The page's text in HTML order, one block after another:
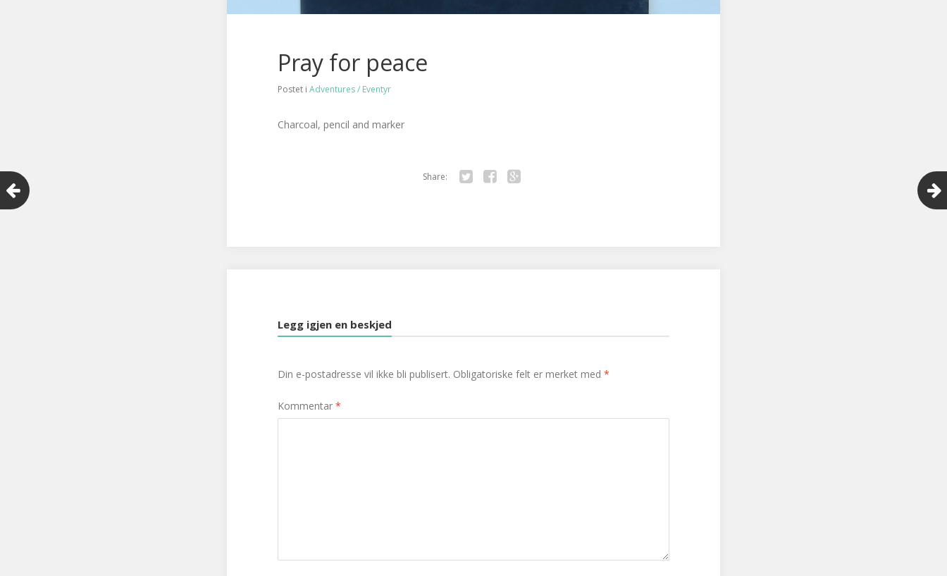
Pray for peace
Postet i Adventures / Eventyr
Charcoal, pencil and marker
Share:
Legg igjen en beskjed
Din e-postadresse vil ikke bli publisert. Obligatoriske felt er merket med *
Kommentar *